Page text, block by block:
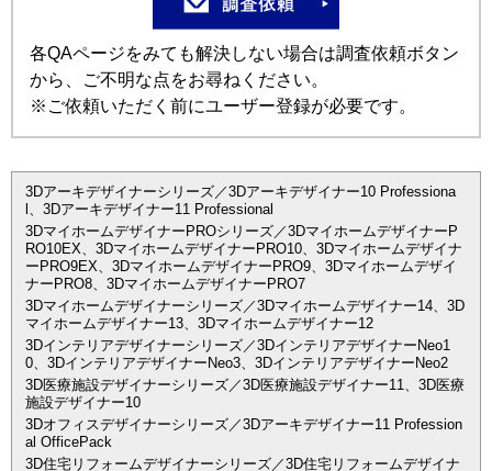
各QAページをみても解決しない場合は調査依頼ボタン
から、ご不明な点をお尋ねください。
※ご依頼いただく前にユーザー登録が必要です。
3Dアーキデザイナーシリーズ／3Dアーキデザイナー10 Professiona
l、3Dアーキデザイナー11 Professional
3DマイホームデザイナーPROシリーズ／3DマイホームデザイナーP
RO10EX、3DマイホームデザイナーPRO10、3Dマイホームデザイナ
ーPRO9EX、3DマイホームデザイナーPRO9、3Dマイホームデザイ
ナーPRO8、3DマイホームデザイナーPRO7
3Dマイホームデザイナーシリーズ／3Dマイホームデザイナー14、3D
マイホームデザイナー13、3Dマイホームデザイナー12
3Dインテリアデザイナーシリーズ／3DインテリアデザイナーNeo1
0、3DインテリアデザイナーNeo3、3DインテリアデザイナーNeo2
3D医療施設デザイナーシリーズ／3D医療施設デザイナー11、3D医療
施設デザイナー10
3Dオフィスデザイナーシリーズ／3Dアーキデザイナー11 Profession
al OfficePack
3D住宅リフォームデザイナーシリーズ／3D住宅リフォームデザイナ